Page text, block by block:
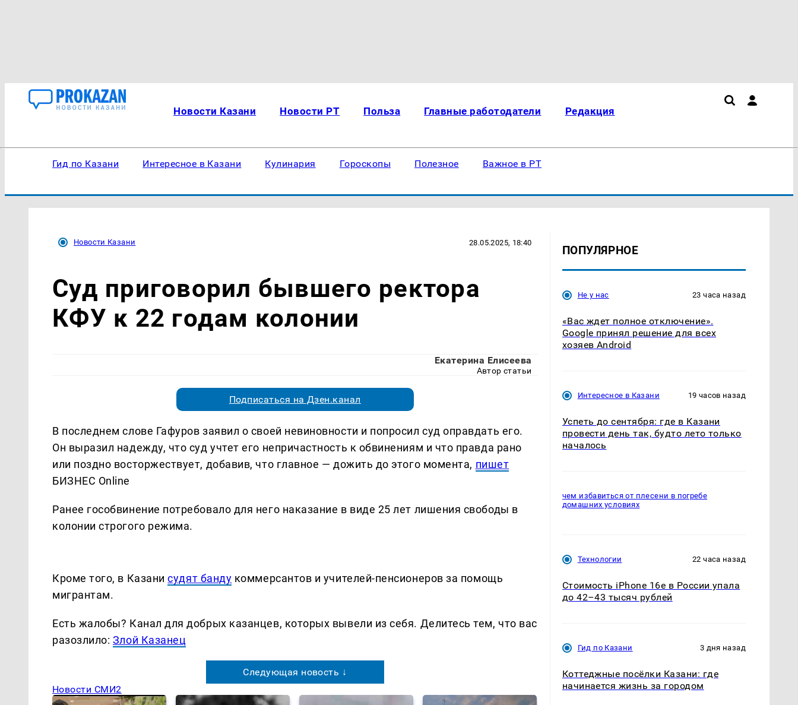
Новости Казани Новости РТ Польза Главные работодатели Редакция
Гид по Казани Интересное в Казани Кулинария Гороскопы Полезное Важное в РТ
Новости Казани 28.05.2025, 18:40
Суд приговорил бывшего ректора
КФУ к 22 годам колонии
Екатерина Елисеева
Автор статьи
Подписаться на Дзен.канал
В последнем слове Гафуров заявил о своей невиновности и попросил суд оправдать его.
Он выразил надежду, что суд учтет его непричастность к обвинениям и что правда рано
или поздно восторжествует, добавив, что главное — дожить до этого момента, пишет
БИЗНЕС Online
Ранее гособвинение потребовало для него наказание в виде 25 лет лишения свободы в
колонии строгого режима.
Кроме того, в Казанисудят банду коммерсантов и учителей-пенсионеров за помощь
мигрантам.
Есть жалобы? Канал для добрых казанцев, которых вывели из себя. Делитеcь тем, что вас
разозлило: Злой Казанец
Следующая новость ↓
Новости СМИ2
ПОПУЛЯРНОЕ
Не у нас 23 часа назад
«Вас ждет полное отключение».
Google принял решение для всех
хозяев Android
Интересное в Казани 19 часов назад
Успеть до сентября: где в Казани
провести день так, будто лето только
началось
чем избавиться от плесени в погребе
домашних условиях
Технологии 22 часа назад
Стоимость iPhone 16e в России упала
до 42–43 тысяч рублей
Гид по Казани 3 дня назад
Коттеджные посёлки Казани: где
начинается жизнь за городом